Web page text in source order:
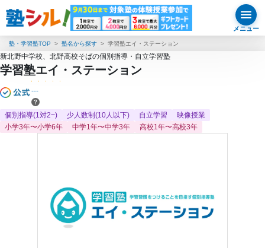
メニュー
塾・学習塾TOP 塾名から探す 学習塾エイ・ステーション
新北野中学校、北野高校そばの個別指導・自立学習塾
学習塾エイ・ステーション
---
個別指導(1対2~) 少人数制(10人以下) 自立学習
映像授業
小学3年〜小学6年
中学1年〜中学3年 高校1年〜高校3年